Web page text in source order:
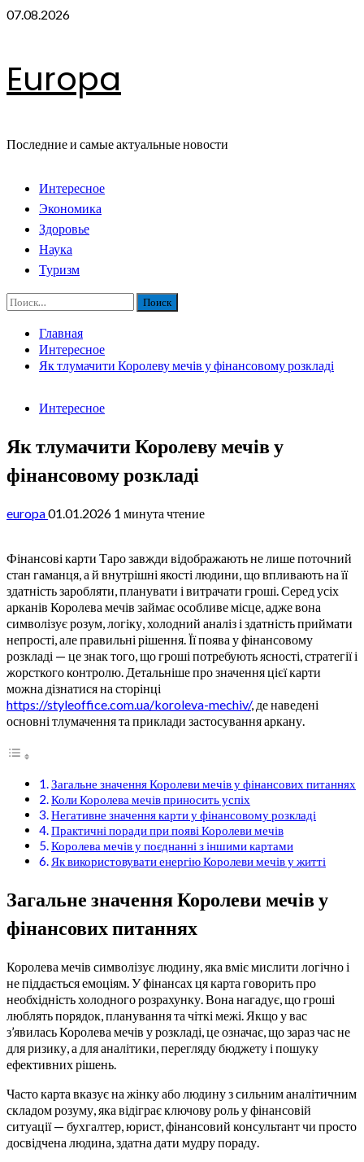
Перейти
07.08.2026
Europa
Последние и самые актуальные новости
ОсновноеИнтересное
Экономика
Здоровье
Наука
Туризм
Найти:
Главная
Интересное
Як тлумачити Королеву мечів у фінансовому розкладі
Интересное
Як тлумачити Королеву мечів у
фінансовому розкладі
europa01.01.2026 1 минута чтение
Фінансові карти Таро завжди відображають не лише поточний
стан гаманця, а й внутрішні якості людини, що впливають на її
здатність заробляти, планувати і витрачати гроші. Серед усіх
арканів Королева мечів займає особливе місце, адже вона
символізує розум, логіку, холодний аналіз і здатність приймати
непрості, але правильні рішення. Її поява у фінансовому
розкладі — це знак того, що гроші потребують ясності, стратегії і
жорсткого контролю. Детальніше про значення цієї карти
можна дізнатися на сторінці
https://styleoffice.com.ua/koroleva-mechiv/, де наведені
основні тлумачення та приклади застосування аркану.
Загальне значення Королеви мечів у фінансових питаннях
Коли Королева мечів приносить успіх
Негативне значення карти у фінансовому розкладі
Практичні поради при появі Королеви мечів
Королева мечів у поєднанні з іншими картами
Як використовувати енергію Королеви мечів у житті
Загальне значення Королеви мечів у
фінансових питаннях
Королева мечів символізує людину, яка вміє мислити логічно і
не піддається емоціям. У фінансах ця карта говорить про
необхідність холодного розрахунку. Вона нагадує, що гроші
люблять порядок, планування та чіткі межі. Якщо у вас
з’явилась Королева мечів у розкладі, це означає, що зараз час не
для ризику, а для аналітики, перегляду бюджету і пошуку
ефективних рішень.
Часто карта вказує на жінку або людину з сильним аналітичним
складом розуму, яка відіграє ключову роль у фінансовій
ситуації — бухгалтер, юрист, фінансовий консультант чи просто
досвідчена людина, здатна дати мудру пораду.